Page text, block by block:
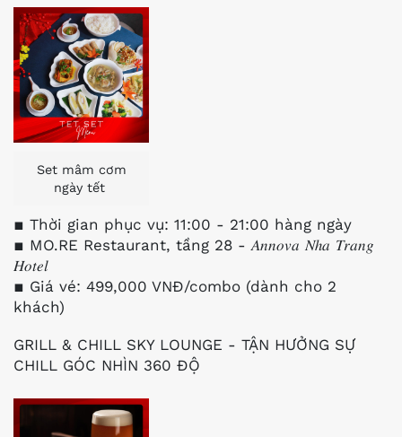
Set mâm cơm
ngày tết
▪️ Thời gian phục vụ: 11:00 - 21:00 hàng ngày
▪️ MO.RE Restaurant, tầng 28 - 𝐴𝑛𝑛𝑜𝑣𝑎 𝑁ℎ𝑎 𝑇𝑟𝑎𝑛𝑔
𝐻𝑜𝑡𝑒𝑙
▪️ Giá vé: 499,000 VNĐ/combo (dành cho 2
khách)
GRILL & CHILL SKY LOUNGE - TẬN HƯỞNG SỰ
CHILL GÓC NHÌN 360 ĐỘ